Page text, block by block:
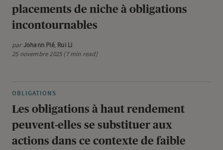
placements de niche à obligations
incontournables
parJohann Plé, Rui Li
25 novembre 2025 (7 min read)
OBLIGATIONS
Les obligations à haut rendement
peuvent-elles se substituer aux
actions dans ce contexte de faible